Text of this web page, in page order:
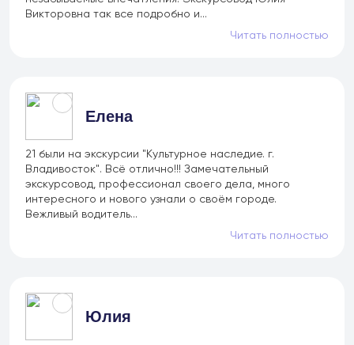
Викторовна так все подробно и...
Читать полностью
Елена
21 были на экскурсии "Культурное наследие. г.
Владивосток". Всё отлично!!! Замечательный
экскурсовод, профессионал своего дела, много
интересного и нового узнали о своём городе.
Вежливый водитель...
Читать полностью
Юлия